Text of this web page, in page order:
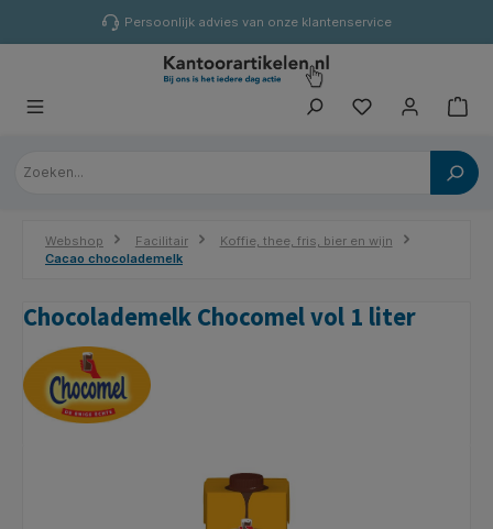
Persoonlijk advies van onze klantenservice
Webshop Facilitair
Koffie, thee, fris, bier en wijn
Cacao chocolademelk
Chocolademelk Chocomel vol 1 liter
Afbeeldingengalerij overslaan